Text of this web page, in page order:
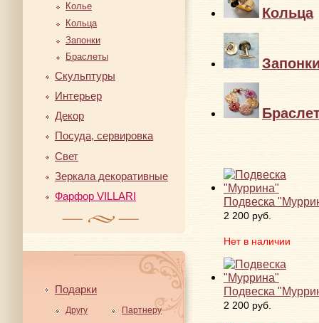
Колье
Кольца
Запонки
Браслеты
Скульптуры
Интерьер
Декор
Посуда, сервировка
Свет
Зеркала декоративные
Фарфор VILLARI
Подарки
Другу Партнеру
Кольца
Подвеска
2 200 руб.
Нет в наличии
Подвеска
2 200 руб.